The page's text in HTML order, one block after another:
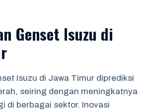
Genset Isuzu di
Isuzu di Jawa Timur diprediksi
seiring dengan meningkatnya
di berbagai sektor. Inovasi